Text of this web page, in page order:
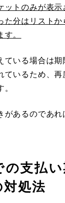
ットのみが表
た分はリスト
。
ている場合は
ているため、
があるのであれ
支払い
処法